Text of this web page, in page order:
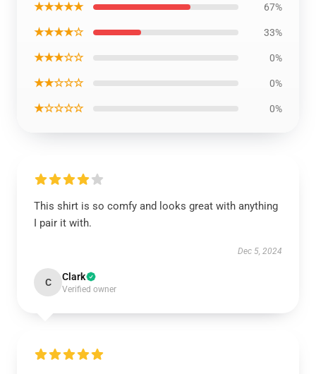
★★★★★ 67%
★★★★☆ 33%
★★★☆☆ 0%
★★☆☆☆ 0%
★☆☆☆☆ 0%
This shirt is so comfy and looks great with anything
I pair it with.
Dec 5, 2024
C Clark
Verified owner